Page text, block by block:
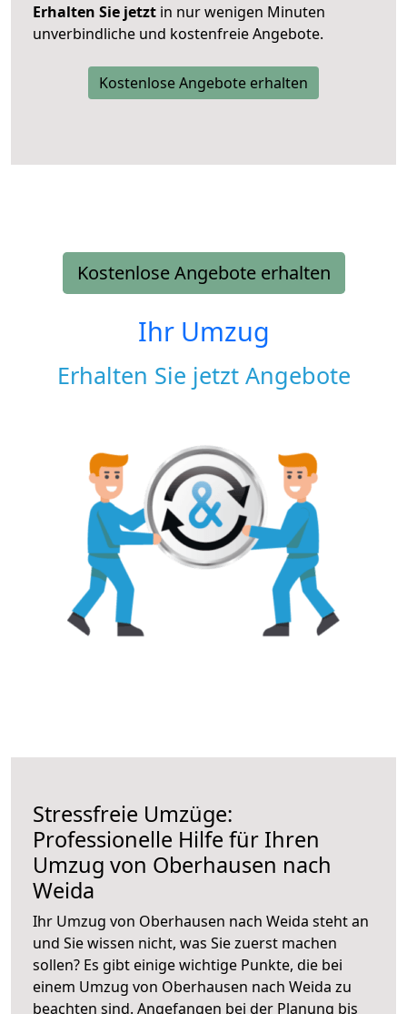
Erhalten Sie jetzt in nur wenigen Minuten
unverbindliche und kostenfreie Angebote.
Kostenlose Angebote erhalten
Kostenlose Angebote erhalten
Ihr Umzug
Erhalten Sie jetzt Angebote
Stressfreie Umzüge:
Professionelle Hilfe für Ihren
Umzug von Oberhausen nach
Weida
Ihr Umzug von Oberhausen nach Weida steht an
und Sie wissen nicht, was Sie zuerst machen
sollen? Es gibt einige wichtige Punkte, die bei
einem Umzug von Oberhausen nach Weida zu
beachten sind. Angefangen bei der Planung bis